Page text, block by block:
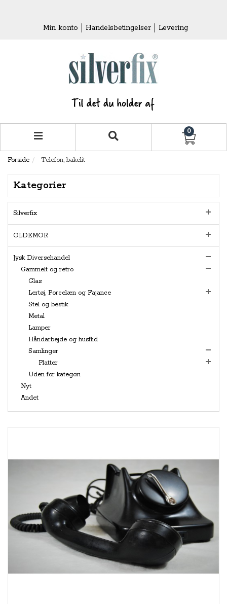
Min konto Handelsbetingelser Levering
0
Forside Telefon, bakelit
Kategorier
Silverfix
OLDEMOR
Jysk Diversehandel
Gammelt og retro
Glas
Lertøj, Porcelæn og Fajance
Stel og bestik
Metal
Lamper
Håndarbejde og husflid
Samlinger
Platter
Uden for kategori
Nyt
Andet